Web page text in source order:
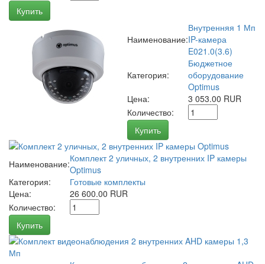
Купить
Наименование:
Внутренняя 1 Мп
IP-камера
E021.0(3.6)
Категория:
Бюджетное
оборудование
Optimus
Цена:
3 053.00 RUR
Количество:
Купить
Наименование:Комплект 2 уличных, 2 внутренних IP камеры
Optimus
Категория:
Готовые комплекты
Цена:
26 600.00 RUR
Количество:
Купить